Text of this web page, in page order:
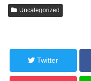
Uncategorized
Twitter